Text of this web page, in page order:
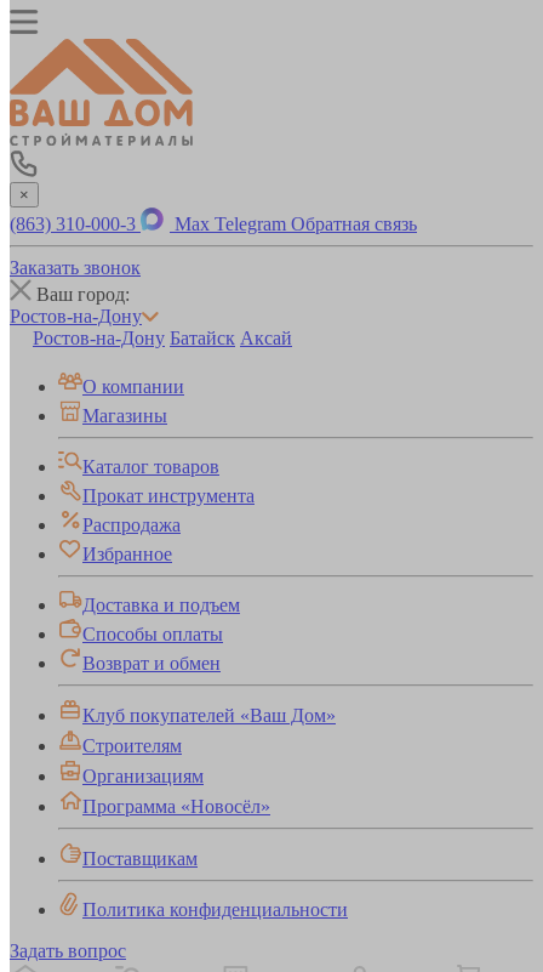
×
(863) 310-000-3 Max Telegram Обратная связь
Заказать звонок
Ваш город:
Ростов-на-Дону
Ростов-на-Дону Батайск Аксай
О компании
Магазины
Каталог товаров
Прокат инструмента
Распродажа
Избранное
Доставка и подъем
Способы оплаты
Возврат и обмен
Клуб покупателей «Ваш Дом»
Строителям
Организациям
Программа «Новосёл»
Поставщикам
Политика конфиденциальности
Задать вопрос